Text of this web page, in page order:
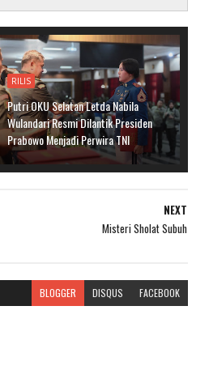
RILIS
Putri OKU Selatan Letda Nabila
Wulandari Resmi Dilantik Presiden
Prabowo Menjadi Perwira TNI
NEXT
Misteri Sholat Subuh
BLOGGER DISQUS FACEBOOK